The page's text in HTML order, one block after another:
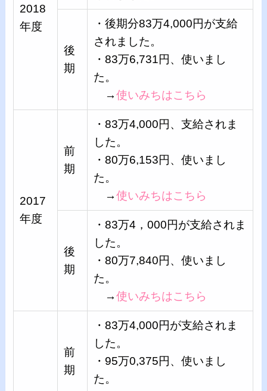
2018
年度
後
期
・後期分83万4,000円が支給
されました。
・83万6,731円、使いまし
た。
→使いみちはこちら
2017
年度
前
期
・83万4,000円、支給されま
した。
・80万6,153円、使いまし
た。
→使いみちはこちら
後
期
・83万4，000円が支給されま
した。
・80万7,840円、使いまし
た。
→使いみちはこちら
前
期
・83万4,000円が支給されま
した。
・95万0,375円、使いまし
た。